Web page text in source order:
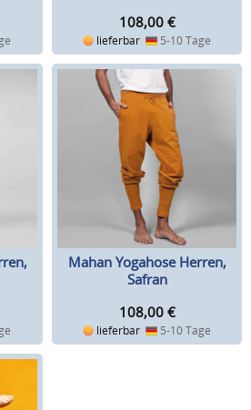
108,00 €
lieferbar 5-10 Tage
Mahan Yogahose Herren,
Safran
108,00 €
lieferbar 5-10 Tage